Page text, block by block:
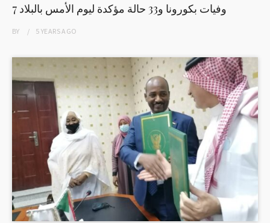
7 وفيات بكورونا و33 حالة مؤكدة ليوم الأمس بالبلاد
BY 5 YEARSAGO